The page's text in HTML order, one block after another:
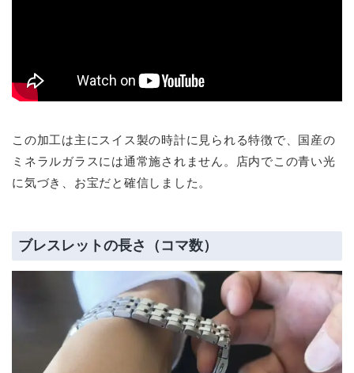
この加工は主にスイス製の時計に見られる特徴で、国産の
ミネラルガラスには通常施されません。店内でこの青い光
に気づき、お宝だと確信しました。
ブレスレットの長さ（コマ数）